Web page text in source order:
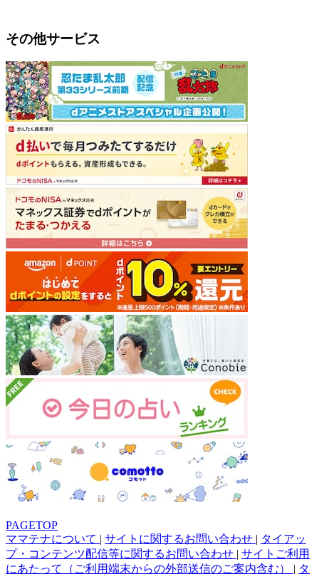
その他サービス
PAGETOP
ママテナについて | サイトに関するお問い合わせ | タイアッ
プ・コンテンツ配信等に関するお問い合わせ | サイトご利用
にあたって（ご利用端末からの外部送信のご案内含む） | タ